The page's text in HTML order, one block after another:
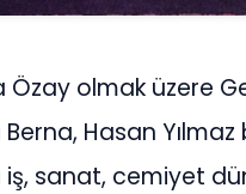
Özay olmak üzere
Berna, Hasan
iş, sanat, cemiyet